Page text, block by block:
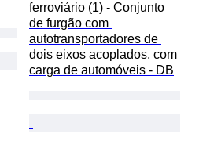
ferroviário (1) - Conjunto
de furgão com
autotransportadores de
dois eixos acoplados, com
carga de automóveis - DB